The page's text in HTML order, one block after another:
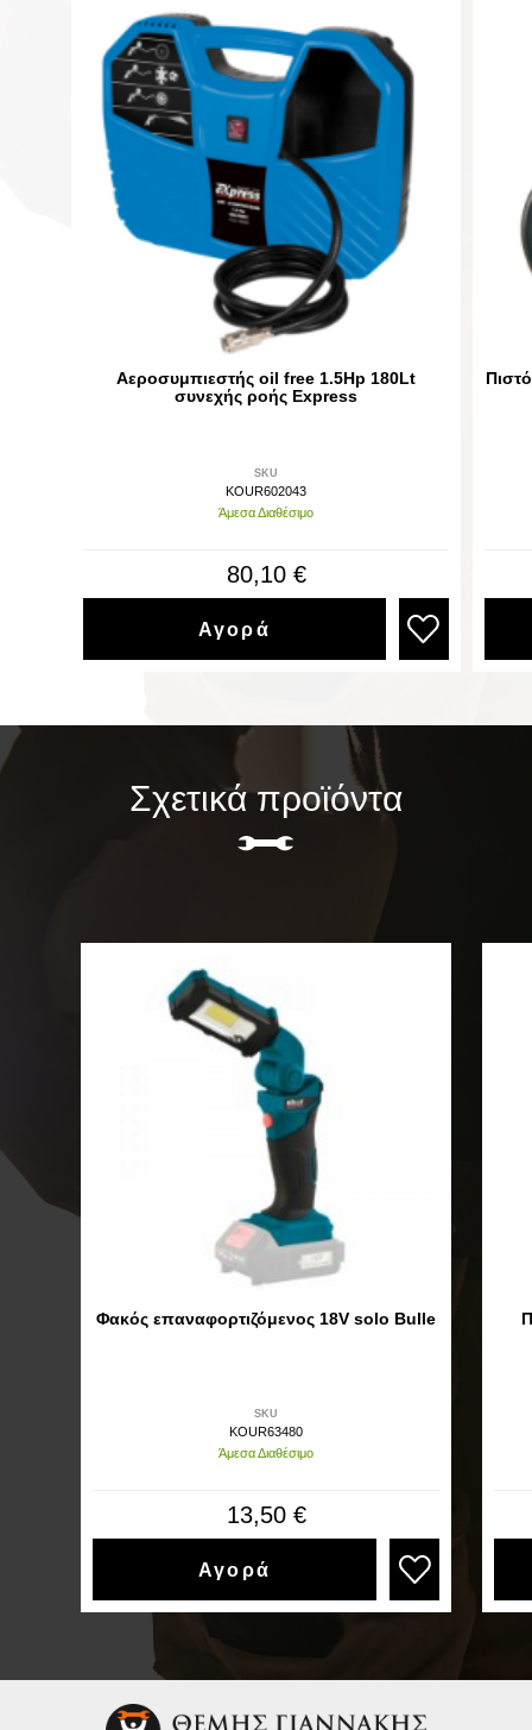
Αεροσυμπιεστής oil free 1.5Hp 180Lt
συνεχής ροής Express
SKU
KOUR602043
Άμεσα Διαθέσιμο
80,10 €
Αγορά
Σχετικά προϊόντα
Φακός επαναφορτιζόμενος 18V solo Bulle
SKU
KOUR63480
Άμεσα Διαθέσιμο
13,50 €
Αγορά